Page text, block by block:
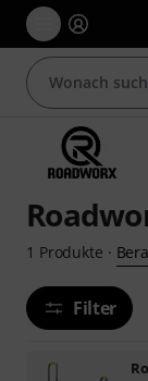
1 Produkte ·
Filter